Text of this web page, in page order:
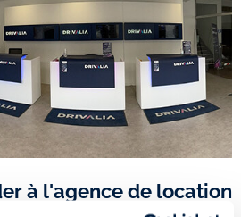
à l'agence de location